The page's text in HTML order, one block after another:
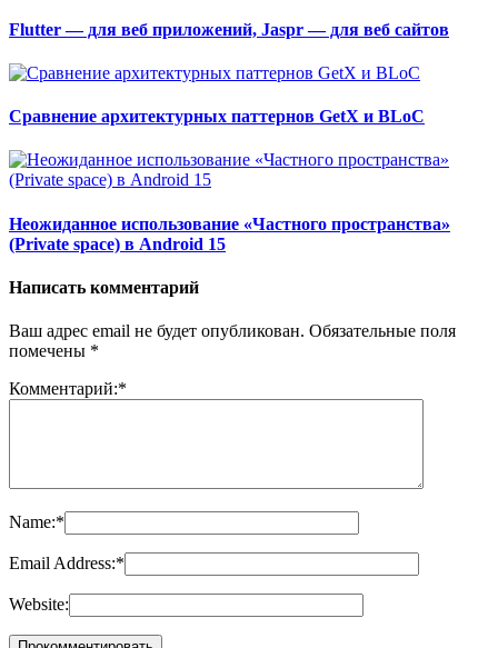
Flutter — для веб приложений, Jaspr — для веб сайтов
Сравнение архитектурных паттернов GetX и BLoC
Неожиданное использование «Частного пространства»
(Private space) в Android 15
Написать комментарий
Ваш адрес email не будет опубликован. Обязательные поля
помечены *
Комментарий:*
Name:*
Email Address:*
Website: